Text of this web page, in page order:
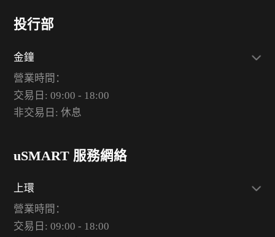
投行部
金鐘
營業時間：
交易日: 09:00 - 18:00
非交易日: 休息
uSMART 服務網絡
上環
營業時間：
交易日: 09:00 - 18:00